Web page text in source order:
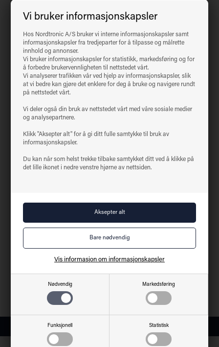
Vi bruker informasjonskapsler
Hos Nordtronic A/S bruker vi interne informasjonskapsler samt
informasjonskapsler fra tredjeparter for å tilpasse og målrette
innhold og annonser.
Vi bruker informasjonskapsler for statistikk, markedsføring og for
å forbedre brukervennligheten til nettstedet vårt.
Vi analyserer trafikken vår ved hjelp av informasjonskapsler, slik
at vi bedre kan gjøre det enklere for deg å bruke og navigere rundt
på nettstedet vårt.
Vi deler også din bruk av nettstedet vårt med våre sosiale medier
og analysepartnere.
Klikk "Aksepter alt" for å gi ditt fulle samtykke til bruk av
informasjonskapsler.
Du kan når som helst trekke tilbake samtykket ditt ved å klikke på
det lille ikonet i nedre venstre hjørne av nettsiden.
Nødvendig Markedsføring
Funksjonell Statistisk
Vis informasjon om informasjonskapsler
Kopier EAN-nummer 5704629000438
Produktinformasjon
Batteripakke til Exit-skilt 3 W
Teknisk data påBatteripakke til Exit-skilt 3 W
Kanskje du også er interessert i følgende
230VAC - 3W - 6000K